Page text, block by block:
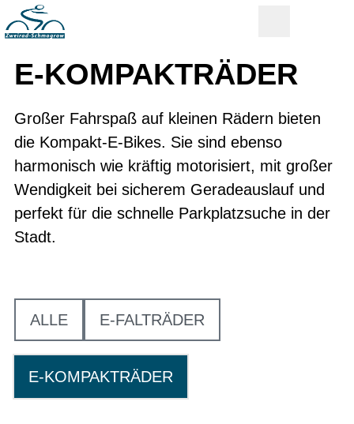
E-KOMPAKT­RÄDER
Großer Fahrspaß auf kleinen Rädern bieten
die Kompakt-E-Bikes. Sie sind ebenso
harmonisch wie kräftig motorisiert, mit großer
Wendigkeit bei sicherem Geradeauslauf und
perfekt für die schnelle Parkplatzsuche in der
Stadt.
ALLE E-FALTRÄDER
E-KOMPAKTRÄDER